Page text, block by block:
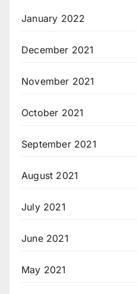
January 2022
December 2021
November 2021
October 2021
September 2021
August 2021
July 2021
June 2021
May 2021